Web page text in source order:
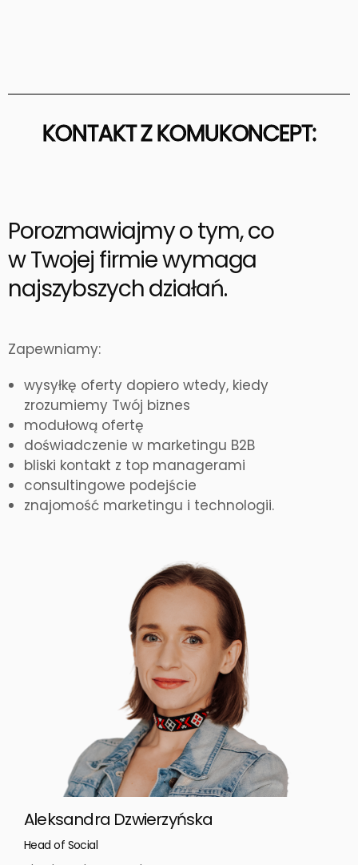
KONTAKT Z KOMUKONCEPT:
Porozmawiajmy o tym, co
w Twojej firmie wymaga
najszybszych działań.
Zapewniamy:
wysyłkę oferty dopiero wtedy, kiedy
zrozumiemy Twój biznes
modułową ofertę
doświadczenie w marketingu B2B
bliski kontakt z top managerami
consultingowe podejście
znajomość marketingu i technologii.
Aleksandra Dzwierzyńska
Head of Social